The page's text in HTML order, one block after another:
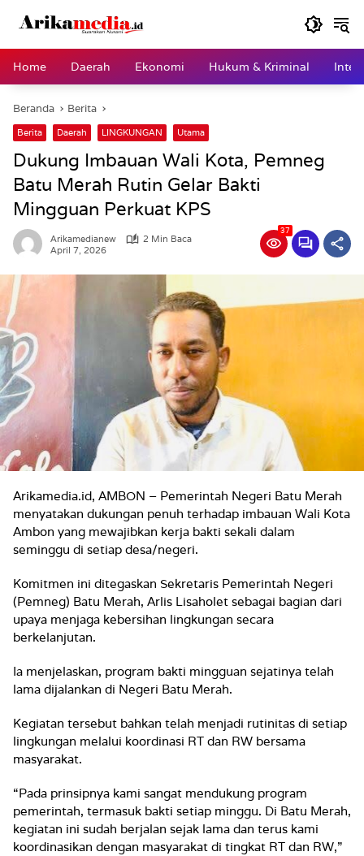
Home
Daerah Ekonomi Hukum & Kriminal
Beranda Berita
Berita Daerah LINGKUNGAN Utama
Dukung Imbauan Wali Kota, Pemneg
Batu Merah Rutin Gelar Bakti
Mingguan Perkuat KPS
Arikamedianew
2 Min Baca
April 7, 2026
37
Arikamedia.id, AMBON – Pemerintah Negeri Batu Merah
menyatakan dukungan penuh terhadap imbauan Wali Kota
Ambon yang mewajibkan kerja bakti sekali dalam
seminggu di setiap desa/negeri.
Komitmen ini ditegaskan Sekretaris Pemerintah Negeri
(Pemneg) Batu Merah, Arlis Lisaholet sebagai bagian dari
upaya menjaga kebersihan lingkungan secara
berkelanjutan.
Ia menjelaskan, program bakti mingguan sejatinya telah
lama dijalankan di Negeri Batu Merah.
Kegiatan tersebut bahkan telah menjadi rutinitas di setiap
lingkungan melalui koordinasi RT dan RW bersama
masyarakat.
“Pada prinsipnya kami sangat mendukung program
pemerintah, termasuk bakti setiap minggu. Di Batu Merah,
kegiatan ini sudah berjalan sejak lama dan terus kami
koordinasikan dengan masyarakat di tingkat RT dan RW,”